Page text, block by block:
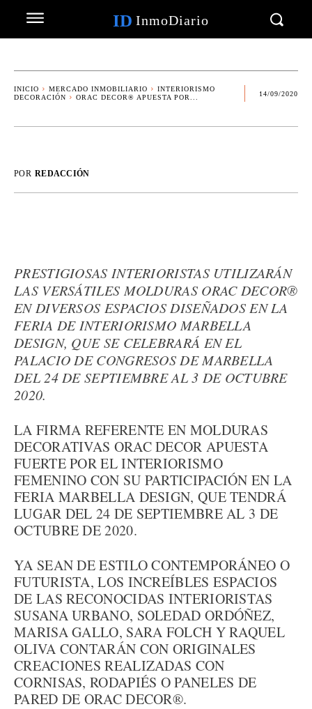
ID InmoDiario
INICIO MERCADO INMOBILIARIO
INTERIORISMO
DECORACIÓN
ORAC DECOR® APUESTA POR...
14/09/2020
POR REDACCIÓN
PRESTIGIOSAS INTERIORISTAS UTILIZARÁN
LAS VERSÁTILES MOLDURAS ORAC DECOR®
EN DIVERSOS ESPACIOS DISEÑADOS EN LA
FERIA DE INTERIORISMO MARBELLA
DESIGN, QUE SE CELEBRARÁ EN EL
PALACIO DE CONGRESOS DE MARBELLA
DEL 24 DE SEPTIEMBRE AL 3 DE OCTUBRE
2020.
LA FIRMA REFERENTE EN MOLDURAS
DECORATIVAS ORAC DECOR APUESTA
FUERTE POR EL INTERIORISMO
FEMENINO CON SU PARTICIPACIÓN EN LA
FERIA MARBELLA DESIGN, QUE TENDRÁ
LUGAR DEL 24 DE SEPTIEMBRE AL 3 DE
OCTUBRE DE 2020.
YA SEAN DE ESTILO CONTEMPORÁNEO O
FUTURISTA, LOS INCREÍBLES ESPACIOS
DE LAS RECONOCIDAS INTERIORISTAS
SUSANA URBANO, SOLEDAD ORDÓÑEZ,
MARISA GALLO, SARA FOLCH Y RAQUEL
OLIVA CONTARÁN CON ORIGINALES
CREACIONES REALIZADAS CON
CORNISAS, RODAPIÉS O PANELES DE
PARED DE ORAC DECOR®.